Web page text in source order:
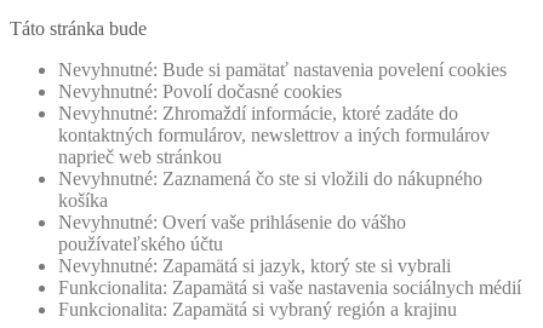
Táto stránka bude
Nevyhnutné: Bude si pamätať nastavenia povelení cookies
Nevyhnutné: Povolí dočasné cookies
Nevyhnutné: Zhromaždí informácie, ktoré zadáte do
kontaktných formulárov, newslettrov a iných formulárov
naprieč web stránkou
Nevyhnutné: Zaznamená čo ste si vložili do nákupného
košíka
Nevyhnutné: Overí vaše prihlásenie do vášho
používateľského účtu
Nevyhnutné: Zapamätá si jazyk, ktorý ste si vybrali
Funkcionalita: Zapamätá si vaše nastavenia sociálnych médií
Funkcionalita: Zapamätá si vybraný región a krajinu